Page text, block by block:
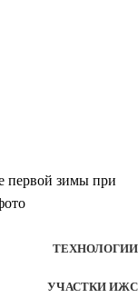
ТЕХНОЛОГИИ
УЧАСТКИ ИЖС